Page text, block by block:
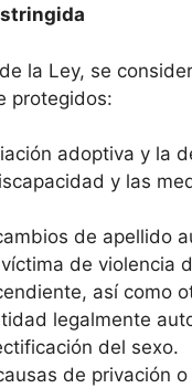
la Ley, se
protegidos:
adoptiva y la
y las
de apellido
de violencia
así como
legalmente
del sexo.
de privación